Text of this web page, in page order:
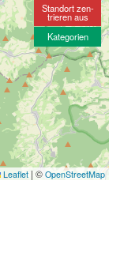
Leaflet | © OpenStreetMap
Standort zen-
trieren aus
Kategorien